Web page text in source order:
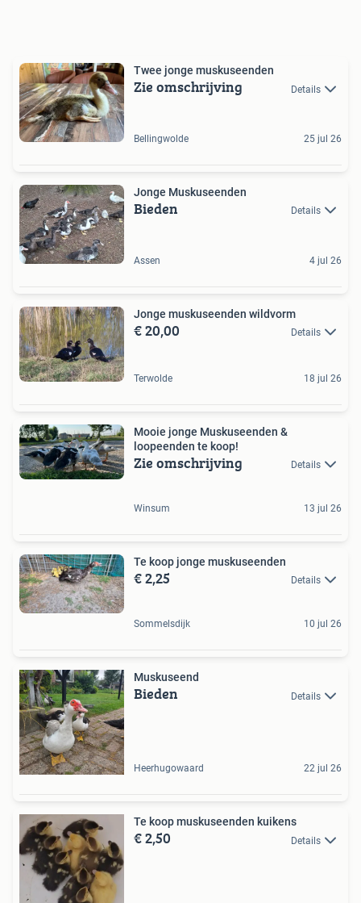
Twee jonge muskuseenden
Zie omschrijving Details
Bellingwolde 25 jul 26
Jonge Muskuseenden
Bieden Details
Assen 4 jul 26
Jonge muskuseenden wildvorm
€ 20,00 Details
Terwolde 18 jul 26
Mooie jonge Muskuseenden &
loopeenden te koop!
Zie omschrijving Details
Winsum 13 jul 26
Te koop jonge muskuseenden
€ 2,25 Details
Sommelsdijk 10 jul 26
Muskuseend
Bieden Details
Heerhugowaard 22 jul 26
Te koop muskuseenden kuikens
€ 2,50 Details